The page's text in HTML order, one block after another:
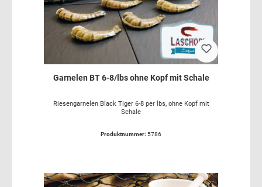
Garnelen BT 6-8/lbs ohne Kopf mit Schale
Riesengarnelen Black Tiger 6-8 per lbs, ohne Kopf mit
Schale
Produktnummer: 5786